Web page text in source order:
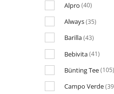
Alpro (40)
Always(35)
Barilla(43)
Bebivita(41)
Bünting Tee(105)
Campo Verde